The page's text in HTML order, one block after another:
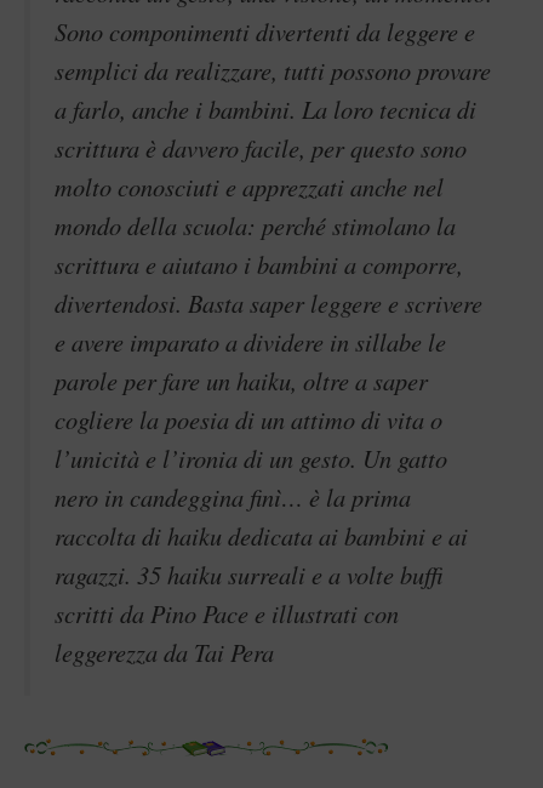
Sono componimenti divertenti da leggere e
semplici da realizzare, tutti possono provare
a farlo, anche i bambini. La loro tecnica di
scrittura è davvero facile, per questo sono
molto conosciuti e apprezzati anche nel
mondo della scuola: perché stimolano la
scrittura e aiutano i bambini a comporre,
divertendosi. Basta saper leggere e scrivere
e avere imparato a dividere in sillabe le
parole per fare un haiku, oltre a saper
cogliere la poesia di un attimo di vita o
l’unicità e l’ironia di un gesto. Un gatto
nero in candeggina finì… è la prima
raccolta di haiku dedicata ai bambini e ai
ragazzi. 35 haiku surreali e a volte buffi
scritti da Pino Pace e illustrati con
leggerezza da Tai Pera